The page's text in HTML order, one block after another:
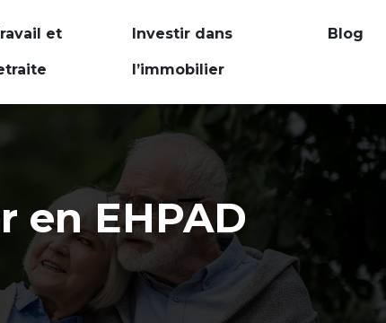
et Investir dans
l’immobilier
Blog
en EHPAD